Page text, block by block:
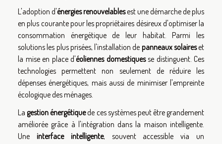
L'adoption d'énergies renouvelablesest une démarche de plus
en plus courante pour les propriétaires désireux d'optimiser la
consommation énergétique de leur habitat. Parmi les
solutions les plus prisées, l'installation de panneaux solaireset
la mise en place d'éoliennes domestiquesse distinguent. Ces
technologies permettent non seulement de réduire les
dépenses énergétiques, mais aussi de minimiser l'empreinte
écologique des ménages.
Lagestion énergétiquede ces systèmes peut être grandement
améliorée grâce à l'intégration dans la maison intelligente.
Une interface intelligente, souvent accessible via un